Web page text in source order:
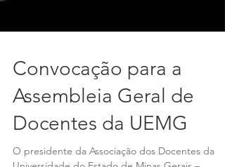
Convocação para a
Assembleia Geral de
Docentes da UEMG